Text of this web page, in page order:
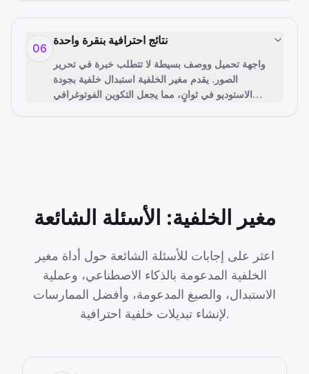
06
نتائج احترافية بنقرة واحدة
واجهة تحميل ووصف بسيطة لا تتطلب خبرة في تحرير
الصور. يقدم مغير الخلفية استبدال خلفية بجودة
الاستوديو في ثوانٍ، مما يجعل التكوين الفوتوغرافي
مغير الخلفية: الأسئلة الشائعة
اعثر على إجابات للأسئلة الشائعة حول أداة مغير
الخلفية المدعومة بالذكاء الاصطناعي، وعملية
الاستبدال، والصيغ المدعومة، وأفضل الممارسات
لإنشاء تبديلات خلفية احترافية.